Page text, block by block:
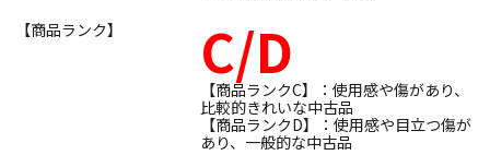
【商品ランク】
C/D
【商品ランクC】：使用感や傷があり、
比較的きれいな中古品
【商品ランクD】：使用感や目立つ傷が
あり、一般的な中古品